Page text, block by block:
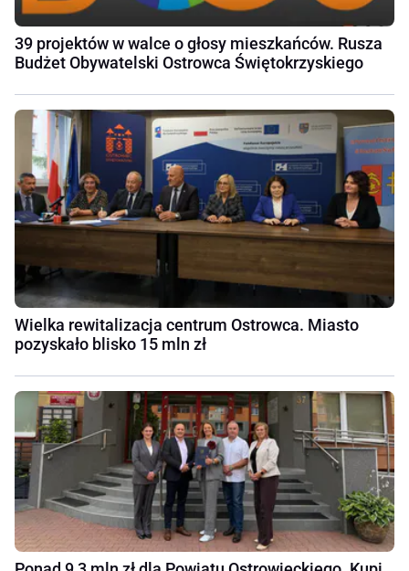
39 projektów w walce o głosy mieszkańców. Rusza
Budżet Obywatelski Ostrowca Świętokrzyskiego
Wielka rewitalizacja centrum Ostrowca. Miasto
pozyskało blisko 15 mln zł